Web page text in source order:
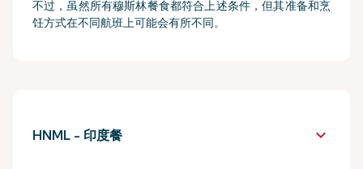
不过，虽然所有穆斯林餐食都符合上述条件，但其准备和烹
饪方式在不同航班上可能会有所不同。
HNML - 印度餐 keyboard_arrow_down